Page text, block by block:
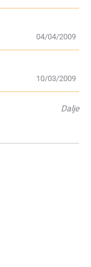
04/04/2009
10/03/2009
Dalje